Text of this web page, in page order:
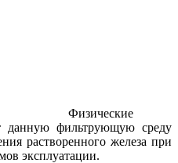
Физические
фильтрующую среду
растворенного железа при
эксплуатации.